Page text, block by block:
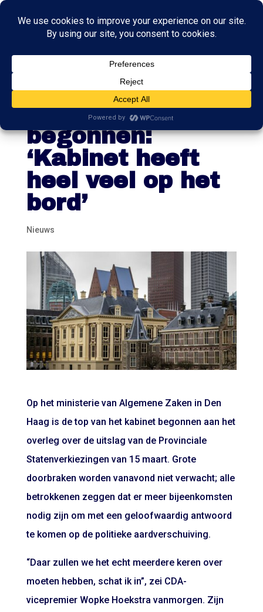
Beraad over
stembusuitslag
begonnen:
‘Kabinet heeft
heel veel op het
bord’
Nieuws
Op het ministerie van Algemene Zaken in Den
Haag is de top van het kabinet begonnen aan het
overleg over de uitslag van de Provinciale
Statenverkiezingen van 15 maart. Grote
doorbraken worden vanavond niet verwacht; alle
betrokkenen zeggen dat er meer bijeenkomsten
nodig zijn om met een geloofwaardig antwoord
te komen op de politieke aardverschuiving.
“Daar zullen we het echt meerdere keren over
moeten hebben, schat ik in”, zei CDA-
vicepremier Wopke Hoekstra vanmorgen. Zijn